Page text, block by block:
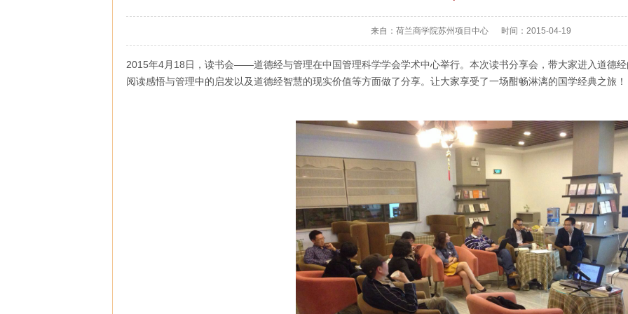
来自：荷兰商学院苏州项目中心 时间：2015-04-19
2015年4月18日，读书会——道德经与管理在中国管理科学学会学术中心举行。本次读书分享会，带大家进入道德
阅读感悟与管理中的启发以及道德经智慧的现实价值等方面做了分享。让大家享受了一场酣畅淋漓的国学经典之旅